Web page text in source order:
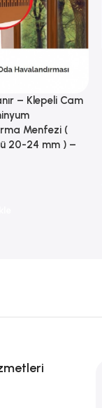
– Klepeli Cam
Menfezi (
20-24 mm ) –